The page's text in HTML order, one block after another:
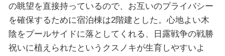
の眺望を直接持っているので、お互いのプライバシー
を確保するために宿泊棟は2階建とした。心地よい木
陰をプールサイドに落としてくれる、日露戦争の戦勝
祝いに植えられたというクスノキが生育しやすいよ